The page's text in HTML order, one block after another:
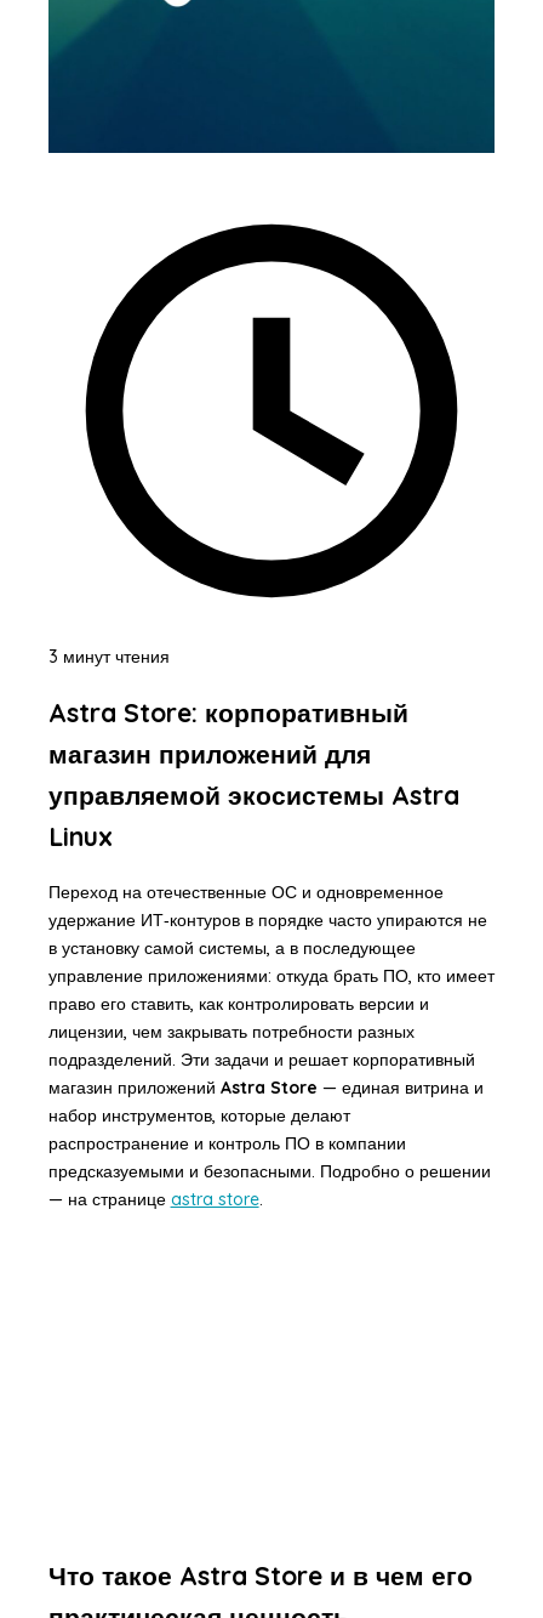
3 минут чтения
Astra Store: корпоративный
магазин приложений для
управляемой экосистемы Astra
Linux
Переход на отечественные ОС и одновременное
удержание ИТ‑контуров в порядке часто упираются не
в установку самой системы, а в последующее
управление приложениями: откуда брать ПО, кто имеет
право его ставить, как контролировать версии и
лицензии, чем закрывать потребности разных
подразделений. Эти задачи и решает корпоративный
магазин приложений Astra Store — единая витрина и
набор инструментов, которые делают
распространение и контроль ПО в компании
предсказуемыми и безопасными. Подробно о решении
— на странице astra store.
Что такое Astra Store и в чем его